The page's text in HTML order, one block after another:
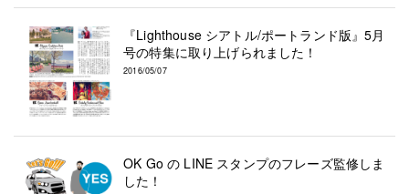
『Lighthouse シアトル/ポートランド版』5月
号の特集に取り上げられました！
2016/05/07
OK Go の LINE スタンプのフレーズ監修しま
した！